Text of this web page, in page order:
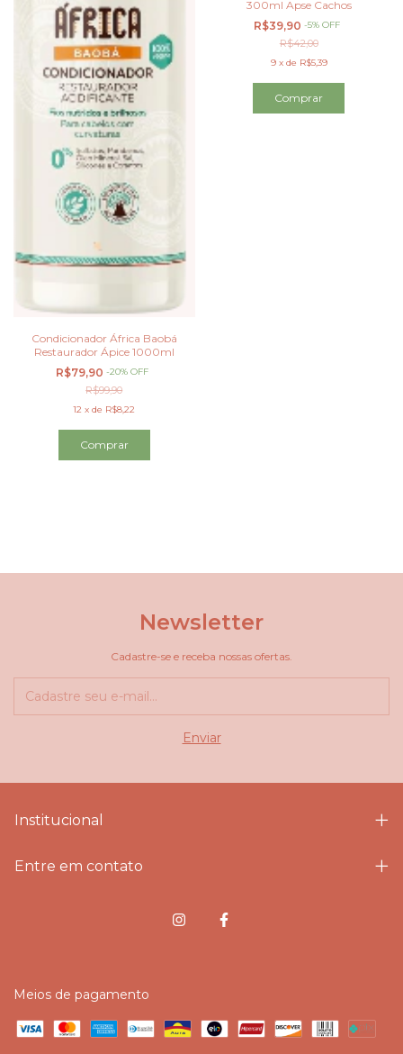
Condicionador África Baobá
Restaurador Ápice 1000ml
R$79,90-20%OFF
R$99,90
12 xde R$8,22
300ml Apse Cachos
R$39,90-5%OFF
R$42,00
9 x de R$5,39
Newsletter
Cadastre-se e receba nossas ofertas.
Institucional
Entre em contato
Meios de pagamento